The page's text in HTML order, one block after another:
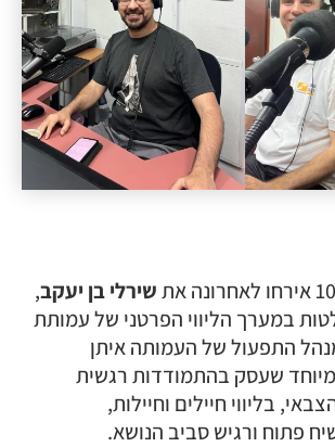
אירחו לאחרונה אתשירלי בן יעקב,
במערך הליווי הפרטני של עמותת
התפעול של העמותה איתן
מיוחד שעסק בהתמודדות רגשית
בליווי חיילים וחיילות,
פתוח ורגיש סביב הנושא.